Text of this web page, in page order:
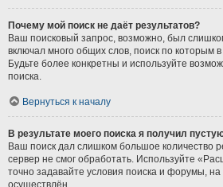
Почему мой поиск не даёт результатов?
Ваш поисковый запрос, возможно, был
включал много общих слов, поиск по которым
Будьте более конкретны и используйте
поиска.
Вернуться к началу
В результате моего поиска я получил
Ваш поиск дал слишком большое количество
сервер не смог обработать. Используйте
точно задавайте условия поиска и форумы,
осуществлён.